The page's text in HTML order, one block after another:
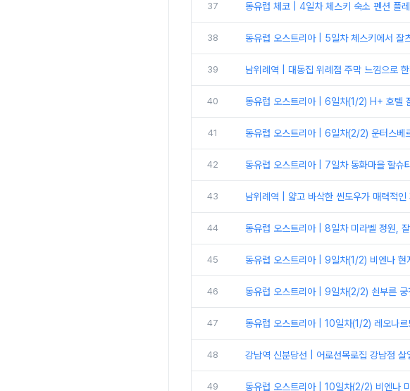
37 동유럽 체코 | 4일차 체스키 숙소 펜션 플
38 동유럽 오스트리아 | 5일차 체스키에서
39 남위례역 | 대동집 위례점 주막 느낌으로
40 동유럽 오스트리아 | 6일차(1/2) H+ 호텔
41 동유럽 오스트리아 | 6일차(2/2) 운터스베
42 동유럽 오스트리아 | 7일차 동화마을 할슈
43 남위례역 | 얇고 바삭한 씬도우가 매력적
44 동유럽 오스트리아 | 8일차 미라벨 정원,
45 동유럽 오스트리아 | 9일차(1/2) 비엔나
46 동유럽 오스트리아 | 9일차(2/2) 쇤부른
47 동유럽 오스트리아 | 10일차(1/2) 레오나
48 강남역 신분당선 | 어로선목로집 강남점
49 동유럽 오스트리아 | 10일차(2/2) 비엔나